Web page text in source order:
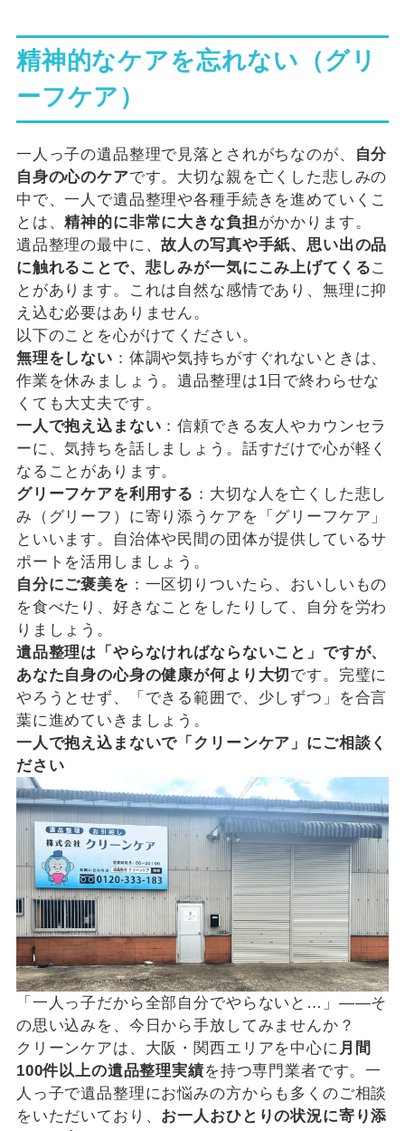
精神的なケアを忘れない（グリ
ーフケア）
一人っ子の遺品整理で見落とされがちなのが、
自分
自身の心のケアです。大切な親を亡くした悲しみの
中で、一人で遺品整理や各種手続きを進めていくこ
とは、精神的に非常に大きな負担がかかります。
遺品整理の最中に、故人の写真や手紙、思い出の品
に触れることで、悲しみが一気にこみ上げてくるこ
とがあります。これは自然な感情であり、無理に抑
え込む必要はありません。
以下のことを心がけてください。
無理をしない ：体調や気持ちがすぐれないときは、
作業を休みましょう。遺品整理は1日で終わらせな
くても大丈夫です。
一人で抱え込まない ：信頼できる友人やカウンセラ
ーに、気持ちを話しましょう。話すだけで心が軽く
なることがあります。
グリーフケアを利用する ：大切な人を亡くした悲し
み（グリーフ）に寄り添うケアを「グリーフケア」
といいます。自治体や民間の団体が提供しているサ
ポートを活用しましょう。
自分にご褒美を ：一区切りついたら、おいしいもの
を食べたり、好きなことをしたりして、自分を労わ
りましょう。
遺品整理は「やらなければならないこと」ですが、
あなた自身の心身の健康が何より大切 です。完璧に
やろうとせず、「できる範囲で、少しずつ」を合言
葉に進めていきましょう。
一人で抱え込まないで「クリーンケア」にご相談く
ださい
「一人っ子だから全部自分でやらないと…」——そ
の思い込みを、今日から手放してみませんか？
クリーンケアは、大阪・関西エリアを中心に 月間
100件以上の遺品整理実績を持つ専門業者です。一
人っ子で遺品整理にお悩みの方からも多くのご相談
をいただいており、 お一人おひとりの状況に寄り添